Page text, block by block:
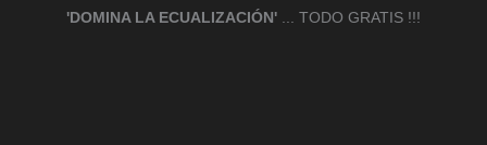
'DOMINA LA ECUALIZACIÓN' ... TODO GRATIS !!!